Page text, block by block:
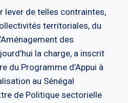
lever de telles contraintes,
territoriales, du
des
la charge, a inscrit
du Programme d’Appui à
au Sénégal
de Politique sectorielle